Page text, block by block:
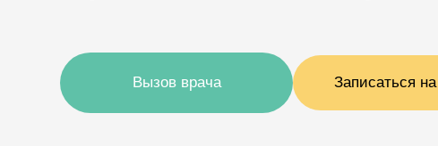
Вызов врача Записаться